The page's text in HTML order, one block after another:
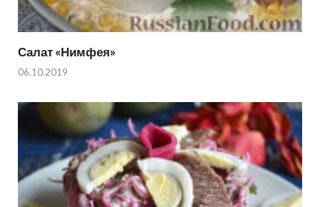
Салат «Нимфея»
06.10.2019